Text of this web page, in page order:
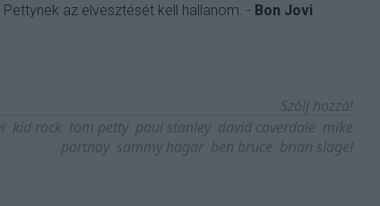
az elvesztését kell hallanom. - Bon Jovi
Szólj hozzá!
kid rock tom petty paul stanley david coverdale mike
portnoy sammy hagar ben bruce brian slagel